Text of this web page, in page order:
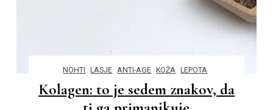
NOHTI LASJE ANTI-AGE KOŽA LEPOTA
Kolagen: to je sedem znakov, da